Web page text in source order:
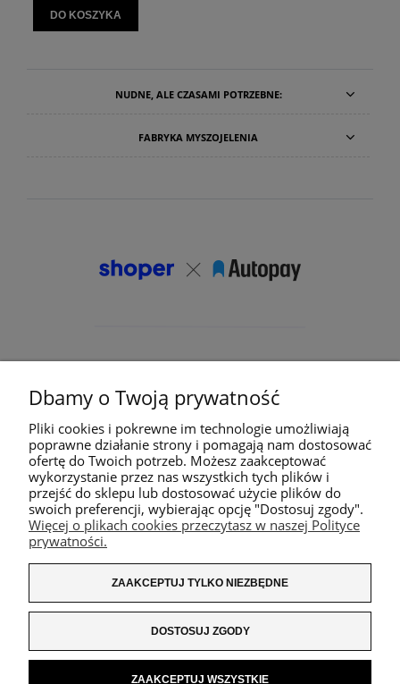
DO KOSZYKA
NUDNE, ALE CZASAMI POTRZEBNE:
FABRYKA MYSZOJELENIA
Dbamy o Twoją prywatność
Pliki cookies i pokrewne im technologie umożliwiają
poprawne działanie strony i pomagają nam dostosować
ofertę do Twoich potrzeb. Możesz zaakceptować
wykorzystanie przez nas wszystkich tych plików i
przejść do sklepu lub dostosować użycie plików do
swoich preferencji, wybierając opcję "Dostosuj zgody".
Więcej o plikach cookies przeczytasz w naszej Polityce
prywatności.
ZAAKCEPTUJ TYLKO NIEZBĘDNE
DOSTOSUJ ZGODY
ZAAKCEPTUJ WSZYSTKIE